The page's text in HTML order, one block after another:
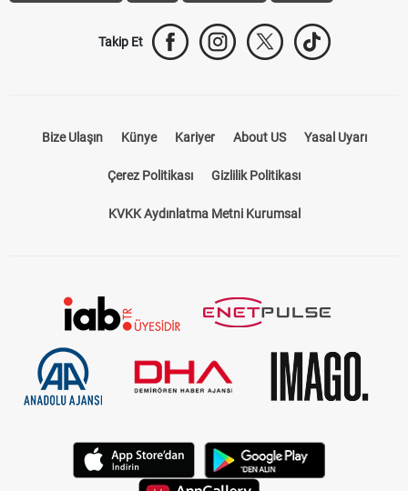
Takip Et
Bize Ulaşın Künye Kariyer About US Yasal Uyarı
Çerez Politikası Gizlilik Politikası
KVKK Aydınlatma Metni Kurumsal